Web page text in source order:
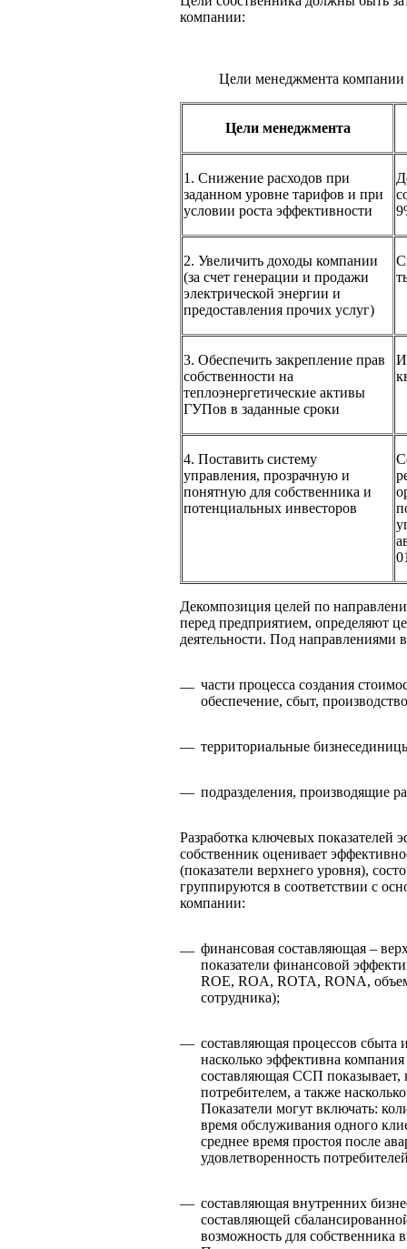
компании:
Цели менеджмента
Цели менеджмента
1. Снижение расходов при
заданном уровне тарифов и при
условии роста эффективности
2. Увеличить доходы компании
(за счет генерации и продажи
электрической энергии и
предоставления прочих услуг)
3. Обеспечить закрепление прав
собственности на
теплоэнергетические активы
ГУПов в заданные сроки
4. Поставить систему
управления, прозрачную и
понятную для собственника и
потенциальных инвесторов
Декомпозиция целей по
перед предприятием, определяют
деятельности. Под направлениями
— части процесса создания
обеспечение, сбыт,
— территориальные
— подразделения, производящие
Разработка ключевых показателей
собственник оценивает
(показатели верхнего уровня),
группируются в соответствии с
компании:
— финансовая составляющая –
показатели финансовой
ROE, ROA, ROTA, RONA,
сотрудника);
— составляющая процессов сбыта
насколько эффективна
составляющая ССП показывает,
потребителем, а также
Показатели могут включать:
время обслуживания одного
среднее время простоя после
удовлетворенность
— составляющая внутренних
составляющей
возможность для собственника